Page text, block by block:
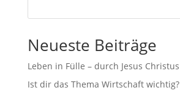
Neueste Beiträge
Leben in Fülle – durch Jesus Christus
Ist dir das Thema Wirtschaft wichtig?